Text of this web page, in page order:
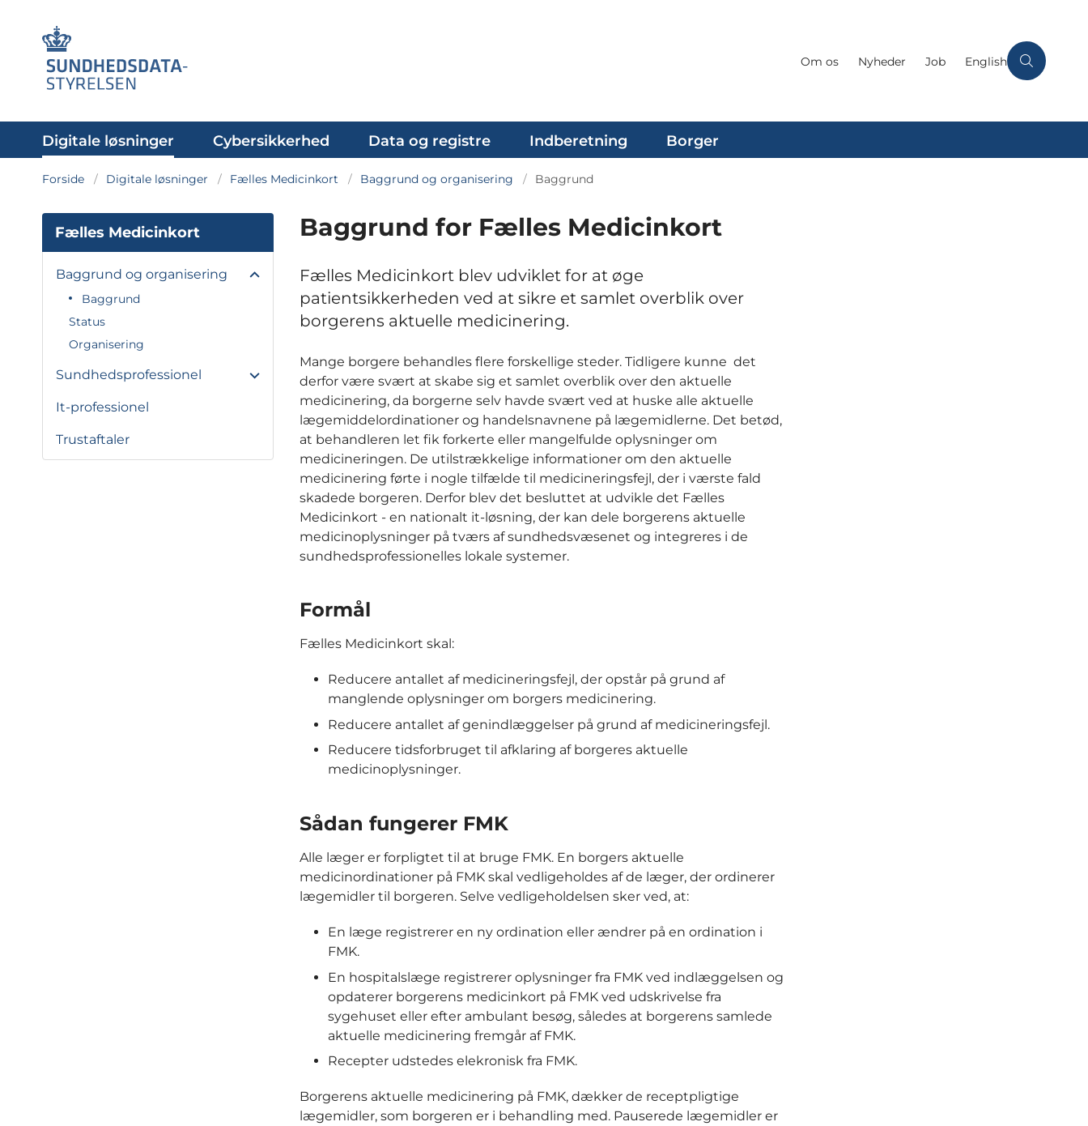
Om os Nyheder Job English
Digitale løsninger Cybersikkerhed Data og registre Indberetning Borger
Forside Digitale løsninger Fælles Medicinkort Baggrund og organisering Baggrund
Fælles Medicinkort
Baggrund og organisering
Baggrund
Status
Organisering
Sundhedsprofessionel
It-professionel
Trustaftaler
Baggrund for Fælles Medicinkort
Fælles Medicinkort blev udviklet for at øge
patientsikkerheden ved at sikre et samlet overblik over
borgerens aktuelle medicinering.
Mange borgere behandles flere forskellige steder. Tidligere kunne det
derfor være svært at skabe sig et samlet overblik over den aktuelle
medicinering, da borgerne selv havde svært ved at huske alle aktuelle
lægemiddelordinationer og handelsnavnene på lægemidlerne. Det betød,
at behandleren let fik forkerte eller mangelfulde oplysninger om
medicineringen. De utilstrækkelige informationer om den aktuelle
medicinering førte i nogle tilfælde til medicineringsfejl, der i værste fald
skadede borgeren. Derfor blev det besluttet at udvikle det Fælles
Medicinkort - en nationalt it-løsning, der kan dele borgerens aktuelle
medicinoplysninger på tværs af sundhedsvæsenet og integreres i de
sundhedsprofessionelles lokale systemer.
Formål
Fælles Medicinkort skal:
Reducere antallet af medicineringsfejl, der opstår på grund af
manglende oplysninger om borgers medicinering.
Reducere antallet af genindlæggelser på grund af medicineringsfejl.
Reducere tidsforbruget til afklaring af borgeres aktuelle
medicinoplysninger.
Sådan fungerer FMK
Alle læger er forpligtet til at bruge FMK. En borgers aktuelle
medicinordinationer på FMK skal vedligeholdes af de læger, der ordinerer
lægemidler til borgeren. Selve vedligeholdelsen sker ved, at:
En læge registrerer en ny ordination eller ændrer på en ordination i
FMK.
En hospitalslæge registrerer oplysninger fra FMK ved indlæggelsen og
opdaterer borgerens medicinkort på FMK ved udskrivelse fra
sygehuset eller efter ambulant besøg, således at borgerens samlede
aktuelle medicinering fremgår af FMK.
Recepter udstedes elekronisk fra FMK.
Borgerens aktuelle medicinering på FMK, dækker de receptpligtige
lægemidler, som borgeren er i behandling med. Pauserede lægemidler er